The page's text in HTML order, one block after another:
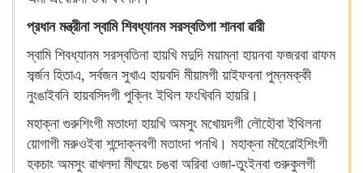
প্রধান মন্ত্রীনা স্বামি শিবধ্যানম সরস্বতিগা শানবা ৱারী
স্বামি শিবধ্যানম সরস্বতিনা হায়খি মদুদি ময়াম্না হায়নবা ফজরবা ৱাফম
সর্ব্জন হিতাএ, সর্বজন সুখাএ হায়বদি মীয়ামগী য়াইফবনা পুম্নমক্কী
নুংঙাইবনি হায়বসিদগী পুক্নিং ইথিল ফংখিবনি হায়রি।
মহাক্না গুরুশিংগী মতাংদা হায়খি অমসুং মখোয়দগী লৌহৌবা ইথিলনা
য়োগাগী মরুওইবা শন্দোক্নবগী মতাংদা পনখি। মহাক্না মহৈরোইশিংগী
হকচাং অমসুং ৱাখলদা মীৎয়েং চঙবা অরিবা ওজা-তুংইনবা গুরুকুলগী